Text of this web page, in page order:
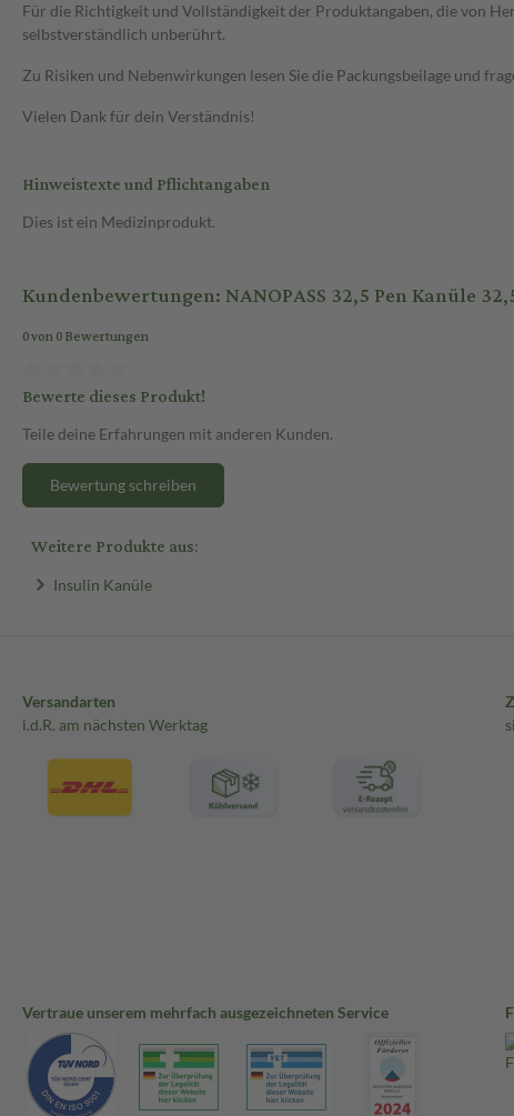
Für die Richtigkeit und Vollständigkeit der Produktangaben, die von
selbstverständlich unberührt.
Zu Risiken und Nebenwirkungen lesen Sie die Packungsbeilage und
Vielen Dank für dein Verständnis!
Hinweistexte und Pflichtangaben
Dies ist ein Medizinprodukt.
Kundenbewertungen: NANOPASS 32,5 Pen Kanüle
0 von 0 Bewertungen
Bewerte dieses Produkt!
Teile deine Erfahrungen mit anderen Kunden.
Bewertung schreiben
Weitere Produkte aus:
Insulin Kanüle
Versandarten
i.d.R. am nächsten Werktag
Vertraue unserem mehrfach ausgezeichneten Service